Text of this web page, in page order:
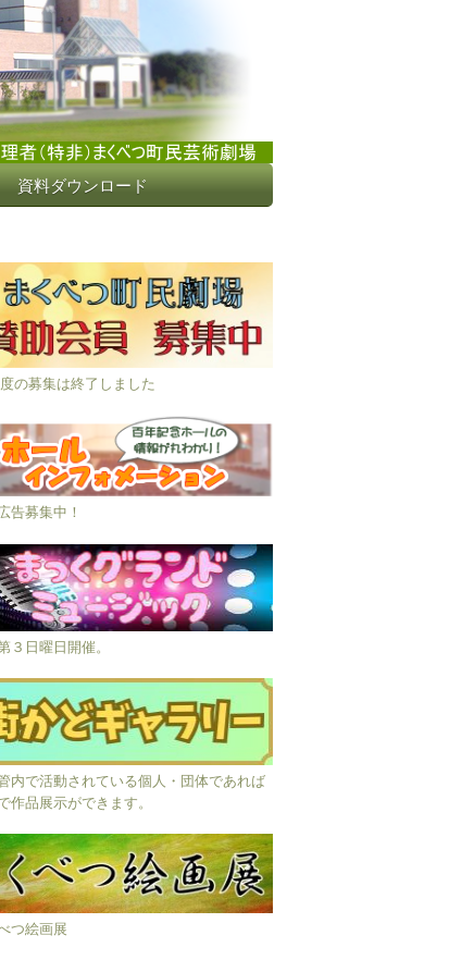
資料ダウンロード
の募集は終了しました
告募集中！
３日曜日開催。
内で活動されている個人・団体であれば
作品展示ができます。
つ絵画展